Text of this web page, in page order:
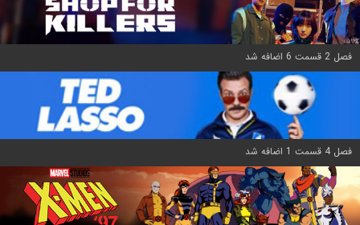
فصل 2 قسمت 6 اضافه شد
فصل 4 قسمت 1 اضافه شد